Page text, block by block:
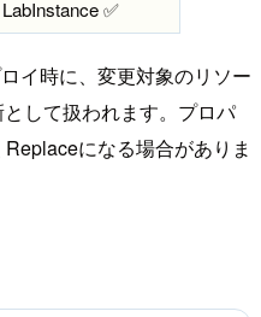
LabInstance ✅
イ時に、変更対象のリソー
して扱われます。プロパ
になる場合がありま